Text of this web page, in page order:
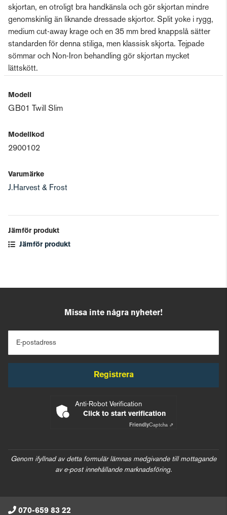
skjortan, en otroligt bra handkänsla och gör skjortan mindre
genomskinlig än liknande dressade skjortor. Split yoke i rygg,
medium cut-away krage och en 35 mm bred knappslå sätter
standarden för denna stiliga, men klassisk skjorta. Tejpade
sömmar och Non-Iron behandling gör skjortan mycket
lättskött.
Modell
GB01 Twill Slim
Modellkod
2900102
Varumärke
J.Harvest & Frost
Jämför produkt
Jämför produkt
Missa inte några nyheter!
E-postadress
Registrera
Anti-Robot Verification
Click to start verification
FriendlyCaptcha ⇗
Genom ifyllnad av detta formulär lämnas medgivande till mottagande
av e-post innehållande marknadsföring.
070-659 83 22